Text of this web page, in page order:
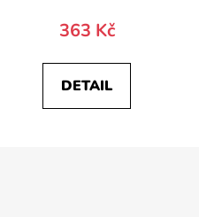
363 Kč
DETAIL